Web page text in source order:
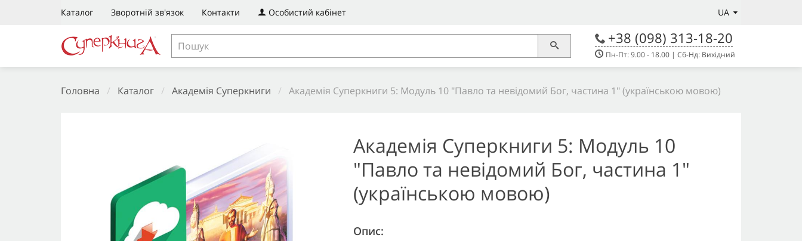
Каталог Зворотній зв'язок Контакти Особистий кабінет UA
+38 (098) 313-18-20
Пн-Пт: 9.00 - 18.00 | Сб-Нд: Вихідний
Головна / Каталог / Академія Суперкниги / Академія Суперкниги 5: Модуль 10 "Павло та невідомий Бог, частина 1" (українською мовою)
Академія Суперкниги 5: Модуль 10
"Павло та невідомий Бог, частина 1"
(українською мовою)
Опис: